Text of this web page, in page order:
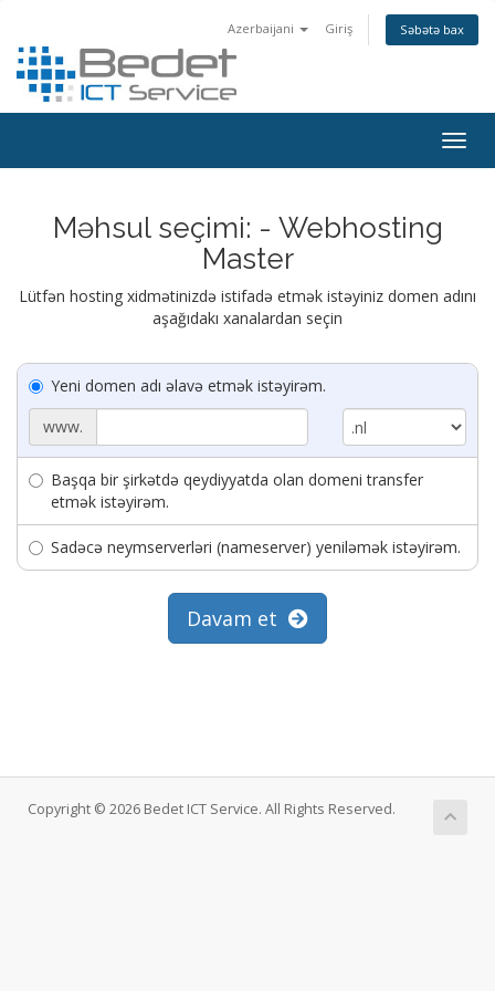
Azerbaijani Giriş Səbətə bax
Məhsul seçimi: - Webhosting
Master
Lütfən hosting xidmətinizdə istifadə etmək istəyiniz domen adını
aşağıdakı xanalardan seçin
Yeni domen adı əlavə etmək istəyirəm.
www.
Başqa bir şirkətdə qeydiyyatda olan domeni transfer
etmək istəyirəm.
Sadəcə neymserverləri (nameserver) yeniləmək istəyirəm.
Davam et
Copyright © 2026 Bedet ICT Service. All Rights Reserved.